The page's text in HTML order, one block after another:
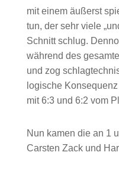
mit einem äußerst
tun, der sehr viele
Schnitt schlug.
während des
und zog
logische
mit 6:3 und 6:2 vom
Nun kamen die an 1
Carsten Zack und